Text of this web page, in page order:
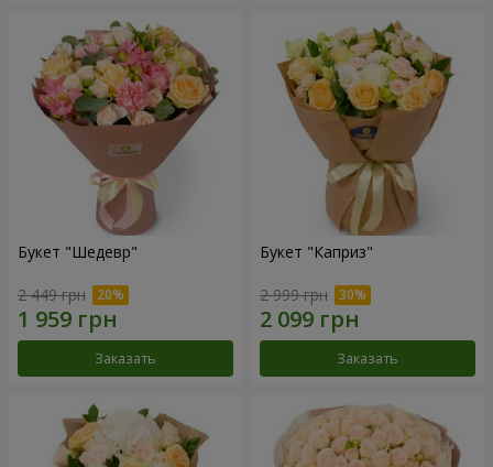
Букет "Шедевр"
2 449 грн
Заказать
Букет "Каприз"
2 999 грн
Заказать